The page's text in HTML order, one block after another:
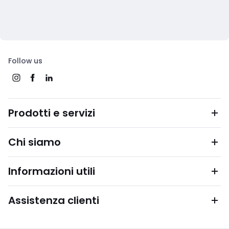
Follow us
Prodotti e servizi
Chi siamo
Informazioni utili
Assistenza clienti